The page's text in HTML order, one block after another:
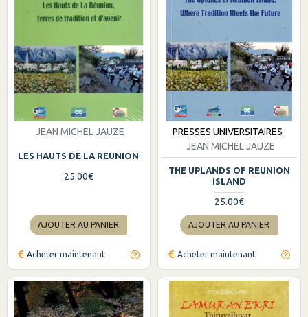
JEAN MICHEL JAUZE
LES HAUTS DE LA REUNION
25.00€
AJOUTER AU PANIER
Acheter maintenant
PRESSES UNIVERSITAIRES
JEAN MICHEL JAUZE
THE UPLANDS OF REUNION
ISLAND
25.00€
AJOUTER AU PANIER
Acheter maintenant